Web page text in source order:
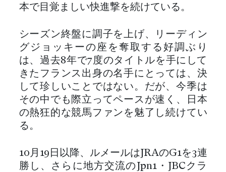
本で目覚ましい快進撃を続けている。
シーズン終盤に調子を上げ、リーディン
グジョッキーの座を奪取する好調ぶり
は、過去8年で7度のタイトルを手にして
きたフランス出身の名手にとっては、決
して珍しいことではない。だが、今季は
その中でも際立ってペースが速く、日本
の熱狂的な競馬ファンを魅了し続けてい
る。
10月19日以降、ルメールはJRAのG1を3連
勝し、さらに地方交流のJpn1・JBCクラ